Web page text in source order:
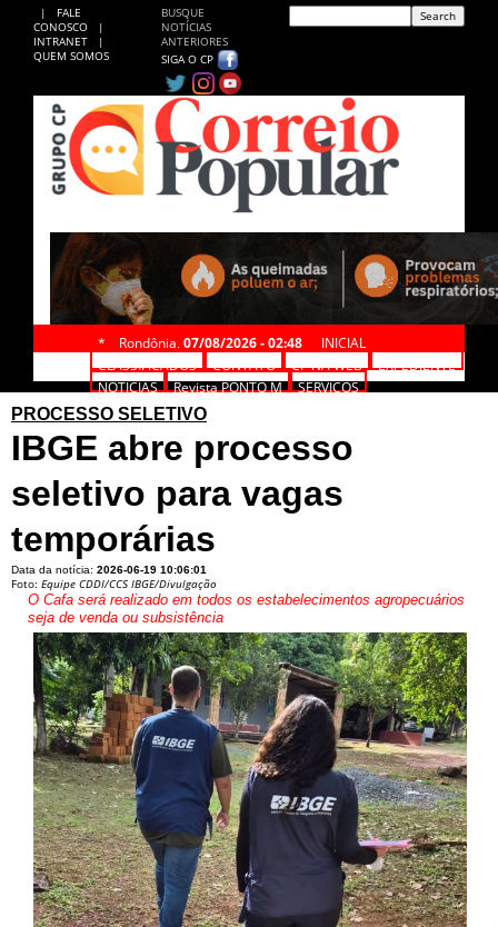
|
FALE
CONOSCO
|
INTRANET
|
QUEM SOMOS
BUSQUE
NOTÍCIAS
ANTERIORES
SIGA O CP
* Rondônia, 07/08/2026 - 02:48
INICIAL
CLASSIFICADOS
CONTATO CP NA WEB
EXPEDIENTE
NOTÍCIAS
Revista PONTO M
SERVIÇOS
PROCESSO SELETIVO
IBGE abre processo
seletivo para vagas
temporárias
Data da notícia: 2026-06-19 10:06:01
Foto: Equipe CDDI/CCS IBGE/Divulgação
O Cafa será realizado em todos os estabelecimentos agropecuários
seja de venda ou subsistência